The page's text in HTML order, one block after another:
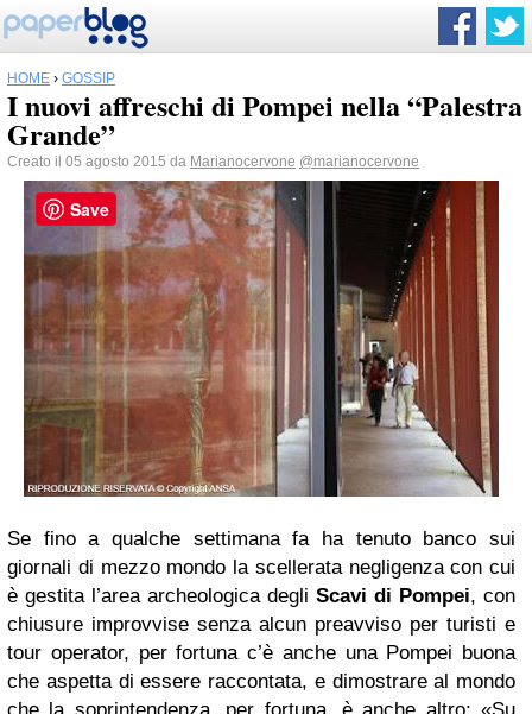
HOME › GOSSIP
I nuovi affreschi di Pompei nella “Palestra
Grande”
Creato il 05 agosto 2015 da Marianocervone @marianocervone
Se fino a qualche settimana fa ha tenuto banco sui
giornali di mezzo mondo la scellerata negligenza con cui
è gestita l’area archeologica degli Scavi di Pompei, con
chiusure improvvise senza alcun preavviso per turisti e
tour operator, per fortuna c’è anche una Pompei buona
che aspetta di essere raccontata, e dimostrare al mondo
Save